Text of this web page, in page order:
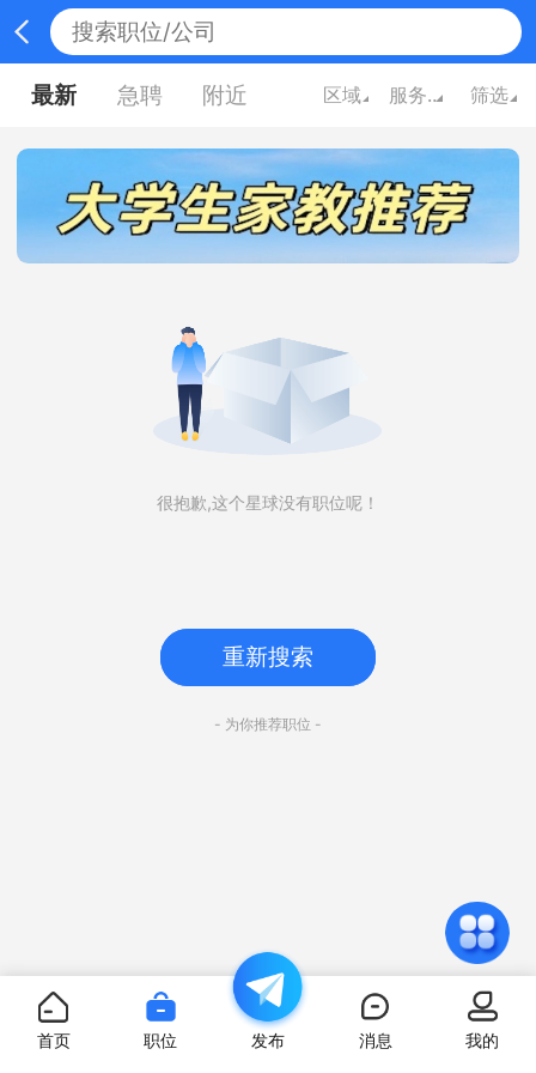
最新 急聘 附近 区域 服务业 筛选
很抱歉,这个星球没有职位呢！
重新搜索
- 为你推荐职位 -
首页 职位 发布 消息 我的